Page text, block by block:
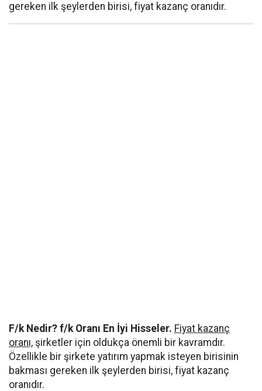
gereken ilk şeylerden birisi, fiyat kazanç oranıdır.
F/k Nedir? f/k Oranı En İyi Hisseler. Fiyat kazanç
oranı, şirketler için oldukça önemli bir kavramdır.
Özellikle bir şirkete yatırım yapmak isteyen birisinin
bakması gereken ilk şeylerden birisi, fiyat kazanç
oranıdır.